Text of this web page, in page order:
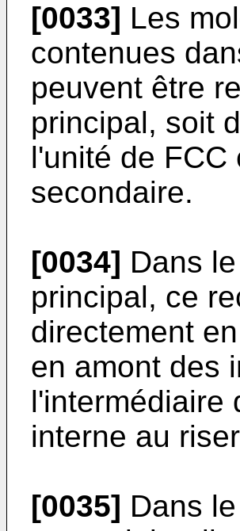
[0033] Les
contenues
peuvent être
principal, soit
l'unité de FCC
secondaire.
[0034] Dans
principal, ce
directement
en amont des
l'intermédiaire
interne au
[0035] Dans